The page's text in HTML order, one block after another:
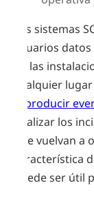
Los sistemas
usuarios
en las
cualquier
reproducir
analizar los
que vuelvan
característica
puede ser útil